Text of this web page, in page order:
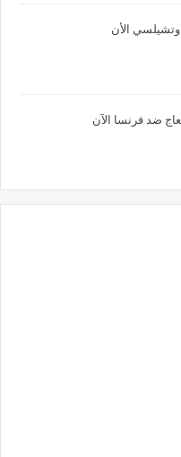
وتشيلسي الأن
ضد فرنسا الآن